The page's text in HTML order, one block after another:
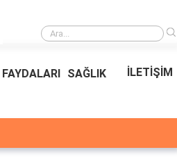
Ödeal Müşteri Hizmetleri
FAYDALARI SAĞLIK İLETİŞİM